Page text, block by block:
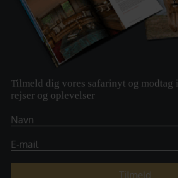
Tilmeld dig vores safarinyt og modtag
rejser og oplevelser